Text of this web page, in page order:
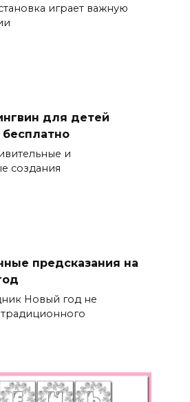
играет важную
для детей
бесплатно
и
создания
предсказания на
Новый год не